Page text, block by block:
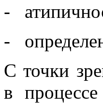
-
-
С точки
в